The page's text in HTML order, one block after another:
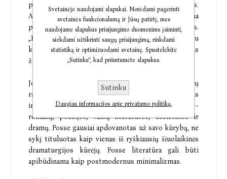
persmelkia pirmas suvokimas, kad egzistuoja mirtis.
Apsakyme „Taip viskas prasidėjo“ jautriai perteikiama
pirmosios meilės tema, bundantys jausmai ir juslės.
„Rytas ir vakaras“ – apysaka, parašyta su
koncentruota poezijos jėga, kurioje apmąstomas
žmogaus gyvenimas nuo pat gimimo iki mirties.
Jon Fosse (g. 1959 m. Haugesunde) – norvegų
rašytojas, dramaturgas ir vertėjas. Itin produktyvus
ir universalus autorius, parašęs per 50 kūrinių –
romanų, poezijos, vaikų literatūros, eseistikos ir
dramų. Fosse gausiai apdovanotas už savo kūrybą, ne
sykį tituluotas kaip vienas iš ryškiausių šiuolaikinės
dramaturgijos kūrėjų. Fosse literatūra gali būti
apibūdinama kaip postmodernus minimalizmas.
Svetainėje naudojami slapukai. Norėdami pagerinti
svetainės funkcionalumą ir Jūsų patirtį, mes
naudojame slapukus prisijungimo duomenims įsiminti,
siekdami užtikrinti saugų prisijungimą, rinkdami
statistiką ir optimizuodami svetainę. Spustelėkite
„Sutinku“, kad priimtumėte slapukus.
Sutinku
Daugiau informacijos apie privatumo politiką.